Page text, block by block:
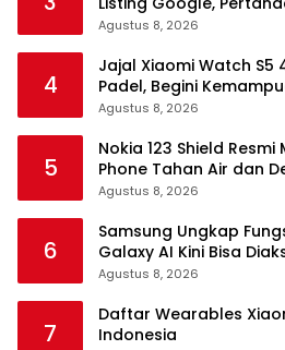
Agustus 8, 2026
4
Jajal Xiaomi Watch S5
Padel, Begini
Agustus 8, 2026
5
Nokia 123 Shield
Phone Tahan Air dan
Agustus 8, 2026
6
Samsung Ungkap
Galaxy AI Kini Bisa
Agustus 8, 2026
7
Daftar Wearables
Indonesia